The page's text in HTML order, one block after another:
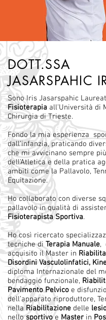
DOTT.SSA
JASARSPAHIC
Sono Iris Jasarspahic
Fisioterapia all'Università di
Chirurgia di Trieste.
Fondo la mia esperienza
dall’infanzia, praticando
che mi avvicinano sempre
dell'Atletica e della pratica
ambiti come la Pallavolo,
Equitazione.
Ho collaborato con diverse
pallavolo in qualità di
Fisioterapista Sportiva.
Ho così ricercato
tecniche diTerapia Manuale,
acquisito il Master in
Disordini Vasculolinfatici,
diploma Internazionale del
bendaggio funzionale,
Pavimento Pelvico e
dell’apparato riproduttore,
nellaRiabilitazione delle
nellosportivoe Master in